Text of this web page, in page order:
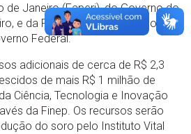
de Janeiro (Faperj), do Governo do
e da Financiadora de Estudos e
Federal.
adicionais de cerca de R$ 2,3
de mais R$ 1 milhão de
Ciência, Tecnologia e Inovação
da Finep. Os recursos serão
do soro pelo Instituto Vital